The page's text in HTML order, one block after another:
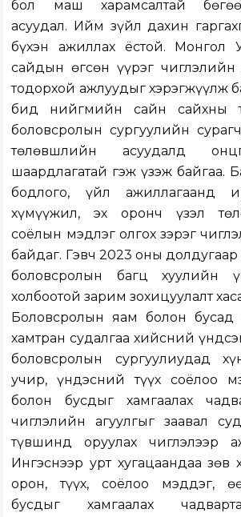
бол маш харамсалтай
асуудал. Ийм зүйл дахин
бүхэн ажиллах ёстой. Монгол
сайдын өгсөн үүрэг
тодорхой ажлуудыг хэрэгжүүлж
бид нийгмийн сайн сайхны
боловсролын сургуулийн
төлөвшлийн асуудалд
шаардлагатай гэж үзэж байгаа.
бодлого, үйл ажиллагаанд
хүмүүжил, эх оронч үзэл
соёлын мэдлэг олгох зэрэг
байдаг. Гэвч 2023 оны долдугаар
боловсролын багц хуулийн
холбоотой зарим зохицуулалт
Боловсролын яам болон бусад
хамтран судалгаа хийсний
боловсролын сургуулиудад
учир, үндэсний түүх соёлоо
болон бусдыг хамгаалах
чиглэлийн агуулгыг заавал
түвшинд оруулах чиглэлээр
Ингэснээр урт хугацаандаа зөв
орон, түүх, соёлоо мэддэг,
бусдыг хамгаалах